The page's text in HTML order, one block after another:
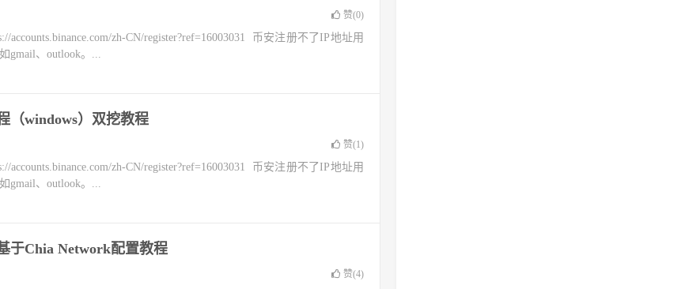
赞(0)
zh-CN/register?ref=16003031 币安注册不了IP地址用
gmail、outlook。...
（windows）双挖教程
赞(1)
zh-CN/register?ref=16003031 币安注册不了IP地址用
gmail、outlook。...
于Chia Network配置教程
赞(4)